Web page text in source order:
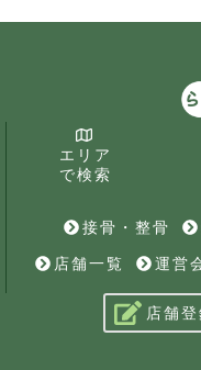
エリア
で検索
接骨・整骨
店舗一覧
運営
店舗登